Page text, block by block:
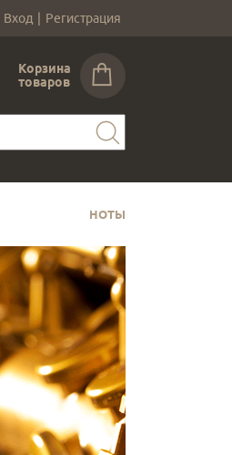
Вход | Регистрация
Корзина
товаров
НОТЫ